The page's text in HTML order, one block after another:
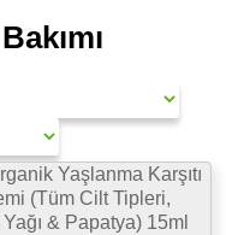
Yaşlanma Karşıtı
(Tüm Cilt Tipleri,
& Papatya) 15ml